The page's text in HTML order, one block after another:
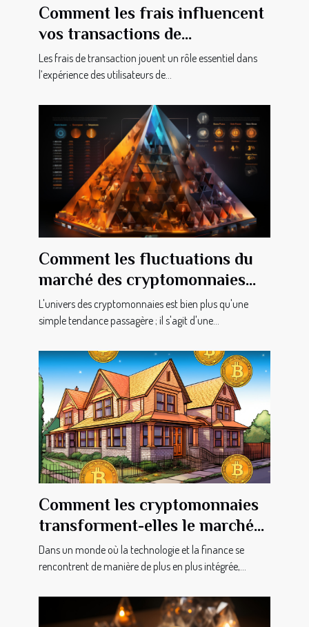
Comment les frais influencent
vos transactions de
cryptomonnaie ?
Les frais de transaction jouent un rôle essentiel dans
l’expérience des utilisateurs de...
Comment les fluctuations du
marché des cryptomonnaies
impactent-elles l'économie
globale ?
L'univers des cryptomonnaies est bien plus qu'une
simple tendance passagère ; il s'agit d'une...
Comment les cryptomonnaies
transforment-elles le marché
immobilier genevois ?
Dans un monde où la technologie et la finance se
rencontrent de manière de plus en plus intégrée,...